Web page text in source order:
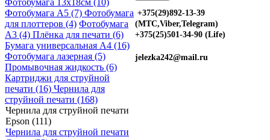
Фотобумага 13х18см (10)
Фотобумага A5 (7) Фотобумага
для плоттеров (4) Фотобумага
A3 (4) Плёнка для печати (6)
Бумага универсальная A4 (16)
Фотобумага лазерная (5)
Промывочная жидкость (6)
Картриджи для струйной
печати (16) Чернила для
струйной печати (168)
Чернила для струйной печати
Epson (111)
Чернила для струйной печати
+375(29)892-13-39
(МТС,Viber,Telegram)
+375(25)501-34-90 (Life)
jelezka242@mail.ru